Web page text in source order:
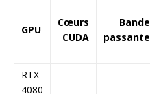
GPU
Cœurs
CUDA
Bande
passante
RTX
4080